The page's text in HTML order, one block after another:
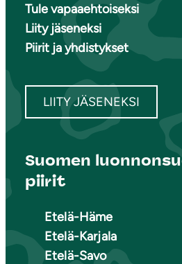
Tule vapaaehtoiseksi
Liity jäseneksi
Piirit ja yhdistykset
LIITY JÄSENEKSI
Suomen
piirit
Etelä-Häme
Etelä-Karjala
Etelä-Savo